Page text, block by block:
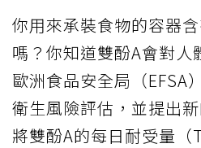
你用來承裝食物的容器含
嗎？你知道雙酚A會對人
歐洲食品安全局（EFSA
衛生風險評估，並提出
將雙酚A的每日耐受量（